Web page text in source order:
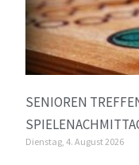
SENIOREN
Dienstag, 4. August 2026